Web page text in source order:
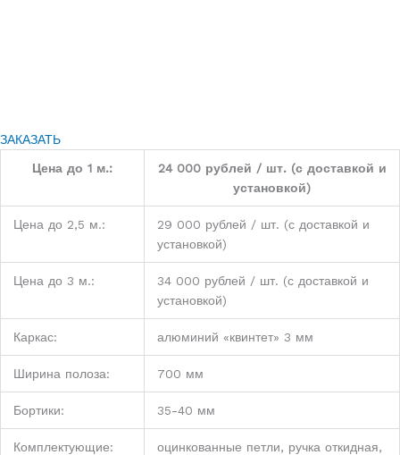
ЗАКАЗАТЬ
Цена до 1 м.:
24 000 рублей / шт. (с доставкой и
установкой)
Цена до 2,5 м.:
29 000 рублей / шт. (с доставкой и
установкой)
Цена до 3 м.:
34 000 рублей / шт. (с доставкой и
установкой)
Каркас: алюминий «квинтет» 3 мм
Ширина полоза: 700 мм
Бортики: 35-40 мм
Комплектующие:
оцинкованные петли, ручка откидная,